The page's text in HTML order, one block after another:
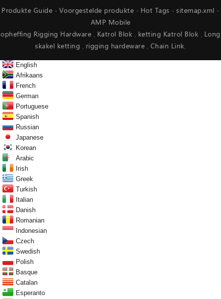
Produkte Guide - Voorgestelde produkte - Hot Tags -sitemap.xml -
AMP Mobile
opheffing Rigging Hardware , Katrol Blok , ketting Katrol Blok , Long
skakel ketting , rigging hardeware , Chain Link,
English
Afrikaans
French
German
Portuguese
Spanish
Russian
Japanese
Korean
Arabic
Irish
Greek
Turkish
Italian
Danish
Romanian
Indonesian
Czech
Swedish
Polish
Basque
Catalan
Esperanto